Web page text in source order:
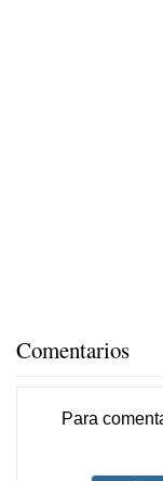
Comentarios
Para